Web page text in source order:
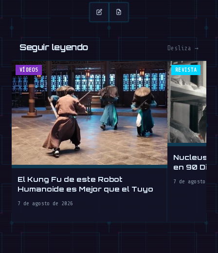
Seguir leyendo Desliza →
VÍDEOS
El Kung Fu de este Robot
Humanoide es Mejor que el Tuyo
7 de agosto de 2026
REVISTA
Nucleus
en 90
7 de agosto de